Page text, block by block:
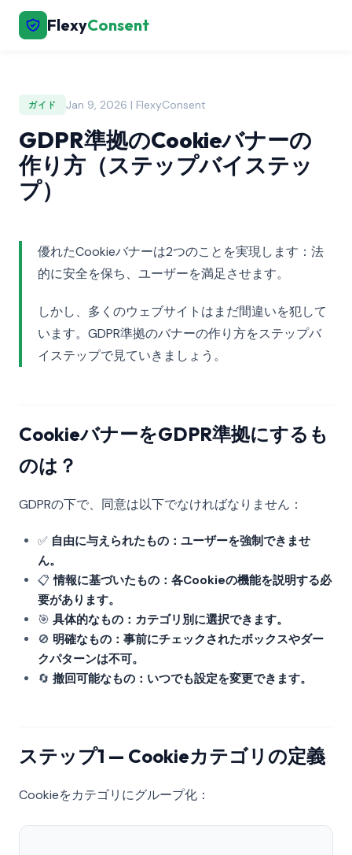
FlexyConsent
ガイド Jan 9, 2026 | FlexyConsent
GDPR準拠のCookieバナーの
作り方（ステップバイステッ
プ）
優れたCookieバナーは2つのことを実現します：法
的に安全を保ち、ユーザーを満足させます。
しかし、多くのウェブサイトはまだ間違いを犯して
います。GDPR準拠のバナーの作り方をステップバ
イステップで見ていきましょう。
CookieバナーをGDPR準拠にするも
のは？
GDPRの下で、同意は以下でなければなりません：
✅ 自由に与えられたもの：ユーザーを強制できませ
ん。
📋情報に基づいたもの：各Cookieの機能を説明する必
要があります。
🎯 具体的なもの：カテゴリ別に選択できます。
🚫 明確なもの：事前にチェックされたボックスやダー
クパターンは不可。
🔄 撤回可能なもの：いつでも設定を変更できます。
ステップ1 — Cookieカテゴリの定義
Cookieをカテゴリにグループ化：